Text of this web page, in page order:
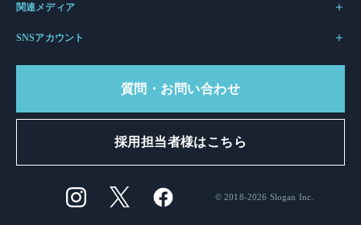
関連メディア
SNSアカウント
質問・お問い合わせ
採用担当者様はこちら
© 2018-2026 Slogan Inc.